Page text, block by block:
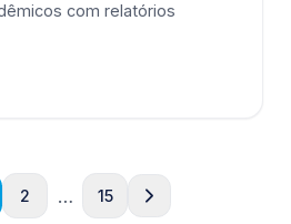
com relatórios
2 … 15